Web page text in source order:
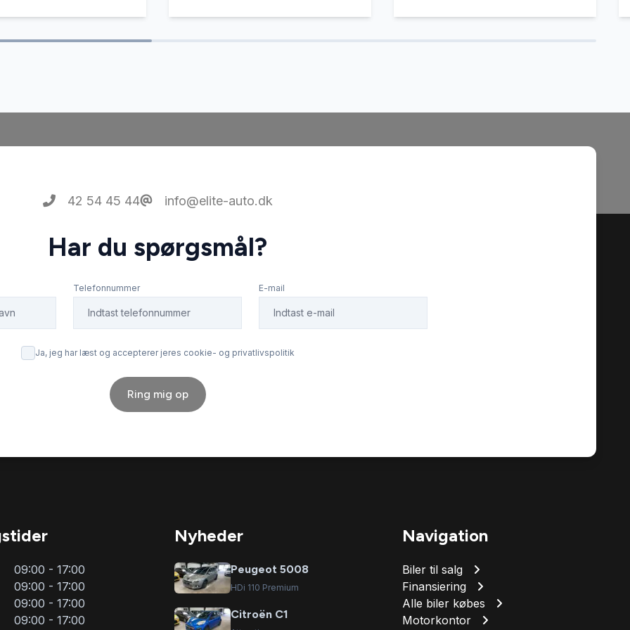
42 54 45 44 info@elite-auto.dk
Har du spørgsmål?
Telefonnummer E-mail
Ja, jeg har læst og accepterer jeres cookie- og privatlivspolitik
Ring mig op
09:00 - 17:00
09:00 - 17:00
09:00 - 17:00
09:00 - 17:00
Nyheder
Peugeot 5008
HDi 110 Premium
Citroën C1
Navigation
Biler til salg
Finansiering
Alle biler købes
Motorkontor